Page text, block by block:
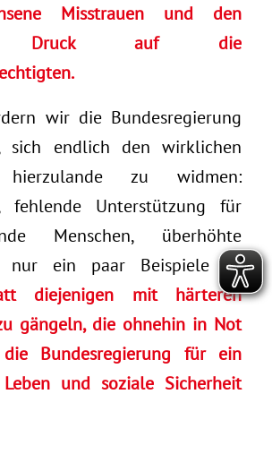
Misstrauen und den
Druck auf die
wir die Bundesregierung
sich endlich den wirklichen
hierzulande zu widmen:
fehlende Unterstützung für
Menschen, überhöhte
nur ein paar Beispiele zu
diejenigen mit härteren
gängeln, die ohnehin in Not
Bundesregierung für ein
Leben und soziale Sicherheit